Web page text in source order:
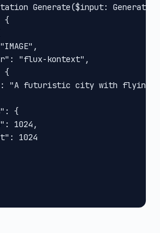
Generate($input:
{
"flux-kontext",
{
"A futuristic city with flying
{
1024,
1024